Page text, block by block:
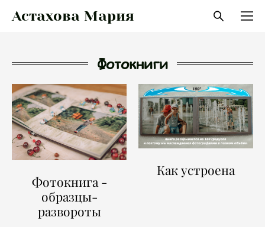
Астахова Мария
Фотокниги
Фотокнига -
образцы-
развороты
Как устроена